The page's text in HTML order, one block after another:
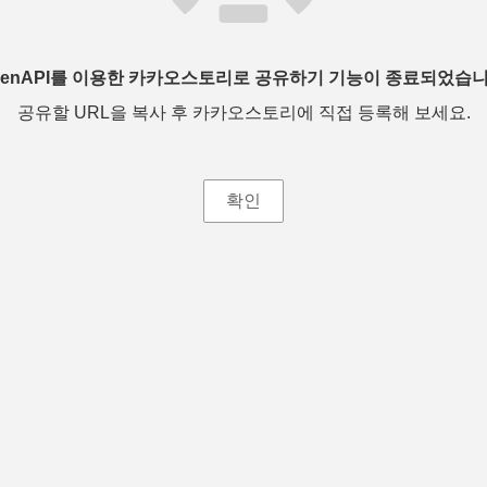
를 이용한 카카오스토리로 공유하기 기능이 종료되었습
공유할 URL을 복사 후 카카오스토리에 직접 등록해 보세요.
확인